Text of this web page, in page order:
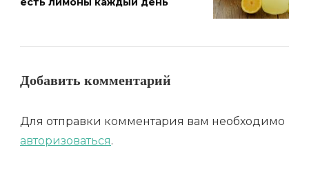
Добавить комментарий
Для отправки комментария вам необходимо
авторизоваться.